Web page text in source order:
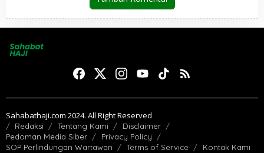
Sahabathaji.com 2024. All Right Reserved
Redaksi Tentang Kami
Disclaimer
Pedoman Media Siber
Privacy Policy
SOP Perlindungan Wartawan
Terms of Service Kontak Kami